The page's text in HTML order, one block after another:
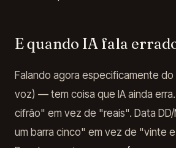
E quando IA fala
Falando agora especificamente
voz) — tem coisa que IA ainda
cifrão" em vez de "reais". Data
um barra cinco" em vez de "vinte